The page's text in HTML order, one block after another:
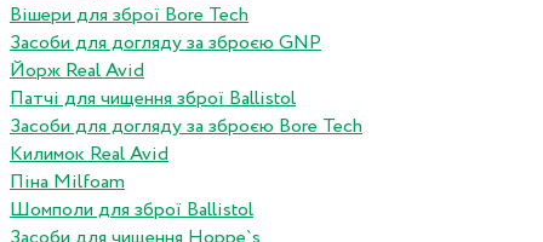
Вішери для зброї Bore Tech
Засоби для догляду за зброєю GNP
Йорж Real Avid
Патчі для чищення зброї Ballistol
Засоби для догляду за зброєю Bore Tech
Килимок Real Avid
Піна Milfoam
Шомполи для зброї Ballistol